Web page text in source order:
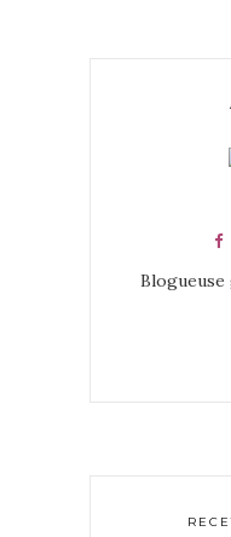
Blogueuse